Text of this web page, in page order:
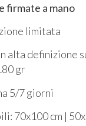
firmate a mano
limitata
alta definizione
gr
5/7 giorni​
70x100 cm |